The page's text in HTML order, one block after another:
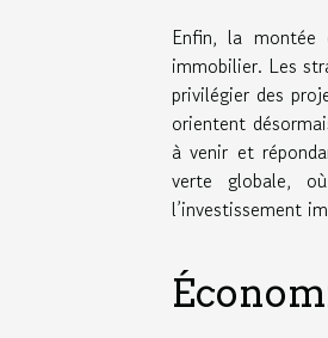
Enfin, la montée
immobilier. Les
privilégier des
orientent
à venir et
verte globale,
l’investissement